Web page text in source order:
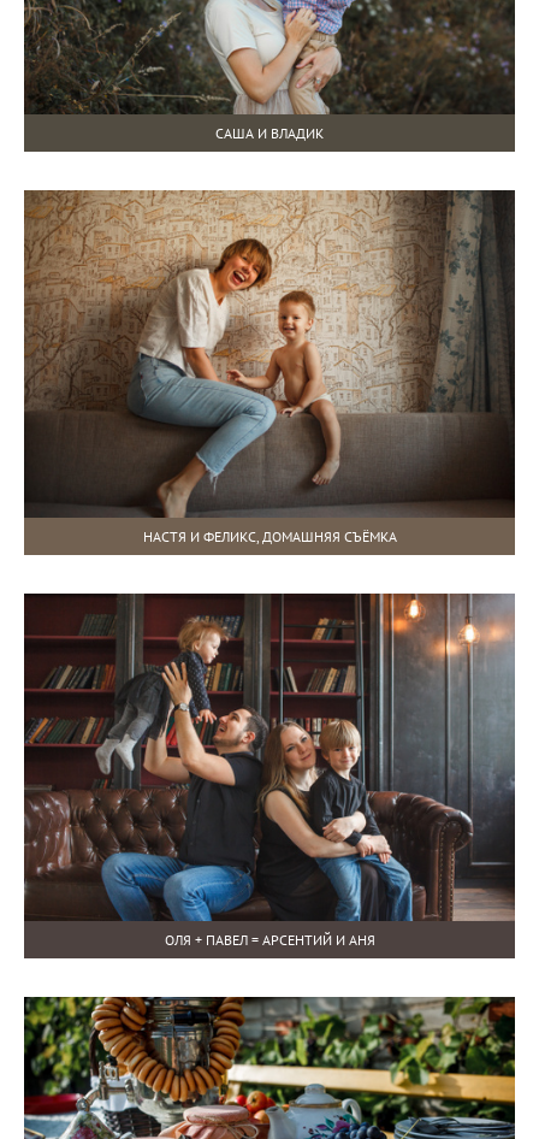
САША И ВЛАДИК
НАСТЯ И ФЕЛИКС, ДОМАШНЯЯ СЪЁМКА
ОЛЯ + ПАВЕЛ = АРСЕНТИЙ И АНЯ